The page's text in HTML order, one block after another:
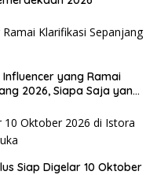
yang Ramai
2026, Siapa Saja yang
Siap Digelar 10 Oktober